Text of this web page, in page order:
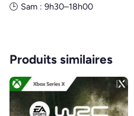
🕒 Sam : 9h30–18h00
Produits similaires